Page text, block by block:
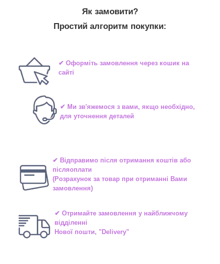
Як замовити?
Простий алгоритм покупки:
✔ Оформіть замовлення через кошик на
сайті
✔ Ми зв'яжемося з вами, якщо необхідно,
для уточнення деталей
✔ Відправимо після отримання коштів або
післяоплати
(Розрахунок за товар при отриманні Вами
замовлення)
✔ Отримайте замовлення у найближчому
відділенні
Нової пошти, "Delivery"